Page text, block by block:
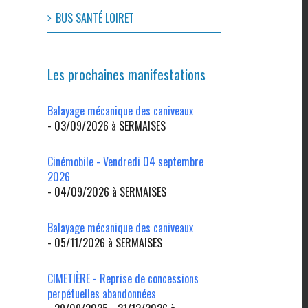
BUS SANTÉ LOIRET
Les prochaines manifestations
Balayage mécanique des caniveaux
- 03/09/2026 à SERMAISES
Cinémobile - Vendredi 04 septembre
2026
- 04/09/2026 à SERMAISES
Balayage mécanique des caniveaux
- 05/11/2026 à SERMAISES
CIMETIÈRE - Reprise de concessions
perpétuelles abandonnées